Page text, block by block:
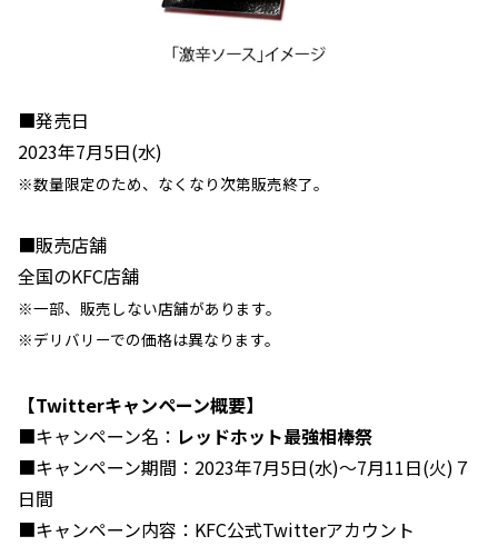
■発売日
2023年7月5日(水)
※数量限定のため、なくなり次第販売終了。
■販売店舗
全国のKFC店舗
※一部、販売しない店舗があります。
※デリバリーでの価格は異なります。
【Twitterキャンペーン概要】
■キャンペーン名： レッドホット最強相棒祭
■キャンペーン期間：2023年7月5日(水)～7月11日(火)７
日間
■キャンペーン内容：KFC公式Twitterアカウント